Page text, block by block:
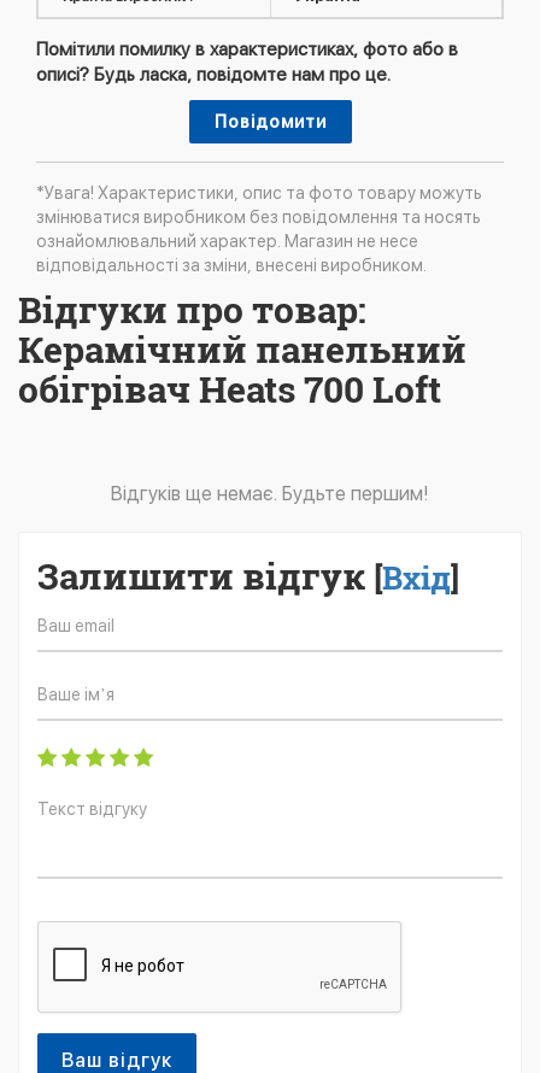
Помітили помилку в характеристиках, фото або в
описі? Будь ласка, повідомте нам про це.
Повідомити
*Увага! Характеристики, опис та фото товару можуть
змінюватися виробником без повідомлення та носять
ознайомлювальний характер. Магазин не несе
відповідальності за зміни, внесені виробником.
Відгуки про товар:
Керамічний панельний
обігрівач Heats 700 Loft
Відгуків ще немає. Будьте першим!
Залишити відгук [Вхід]
Ваш відгук